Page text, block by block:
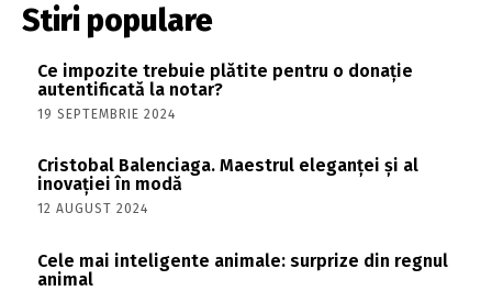
Stiri populare
Ce impozite trebuie plătite pentru o donație
autentificată la notar?
19 SEPTEMBRIE 2024
Cristobal Balenciaga. Maestrul eleganței și al
inovației în modă
12 AUGUST 2024
Cele mai inteligente animale: surprize din regnul
animal